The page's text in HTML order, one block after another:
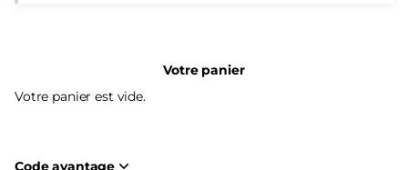
Votre panier
Votre panier est vide.
Code avantage